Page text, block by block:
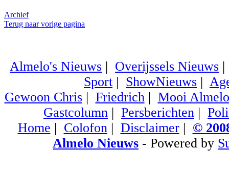
Archief
Terug naar vorige pagina
Almelo's Nieuws | Overijssels Nieuws
Sport | ShowNieuws |
Gewoon Chris| Friedrich| Mooi Almelo
Gastcolumn | Persberichten |
Home | Colofon| Disclaimer| ©
Almelo Nieuws - Powered by